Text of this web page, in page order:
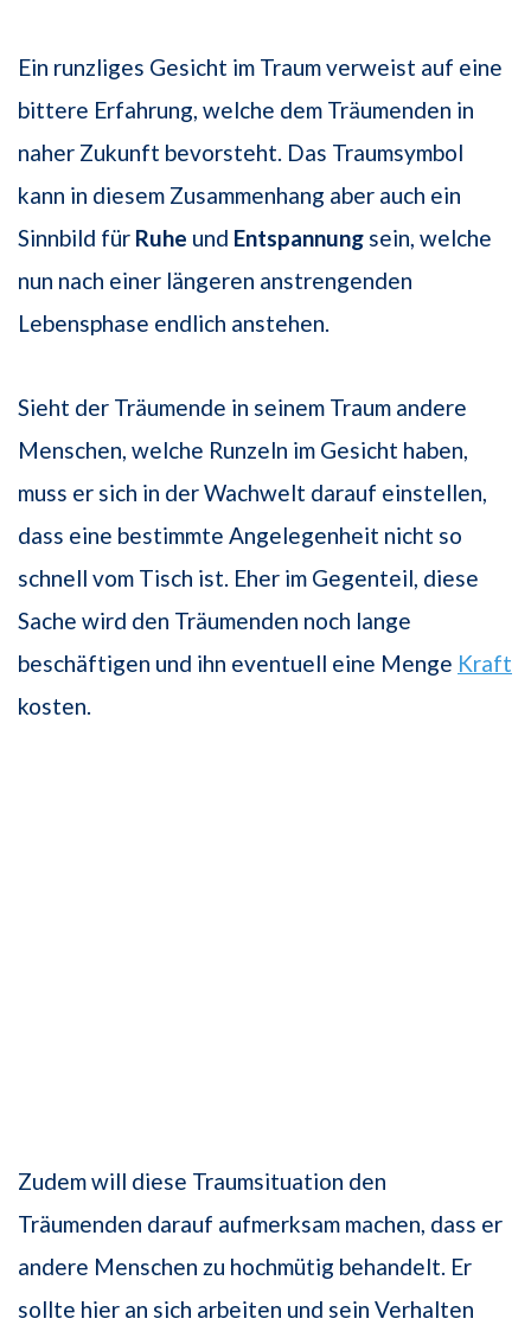
Ein runzliges Gesicht im Traum verweist auf eine
bittere Erfahrung, welche dem Träumenden in
naher Zukunft bevorsteht. Das Traumsymbol
kann in diesem Zusammenhang aber auch ein
Sinnbild für Ruhe und Entspannung sein, welche
nun nach einer längeren anstrengenden
Lebensphase endlich anstehen.
Sieht der Träumende in seinem Traum andere
Menschen, welche Runzeln im Gesicht haben,
muss er sich in der Wachwelt darauf einstellen,
dass eine bestimmte Angelegenheit nicht so
schnell vom Tisch ist. Eher im Gegenteil, diese
Sache wird den Träumenden noch lange
beschäftigen und ihn eventuell eine Menge Kraft
kosten.
Zudem will diese Traumsituation den
Träumenden darauf aufmerksam machen, dass er
andere Menschen zu hochmütig behandelt. Er
sollte hier an sich arbeiten und sein Verhalten